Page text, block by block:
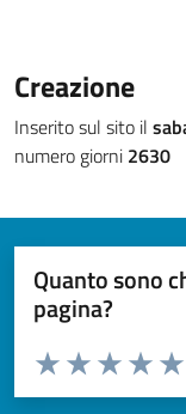
Creazione
Inserito sul sito il
numero giorni 2630
Quanto sono
pagina?
Valuta da 1 a 5 stelle
Valuta
Valuta 3
Valuta 2 stelle
Valuta 1 stelle su 5